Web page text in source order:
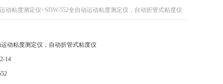
动粘度测定仪>SDW-552全自动运动粘度测定仪，自动折管式粘度仪
动粘度测定仪，自动折管式粘度仪
14